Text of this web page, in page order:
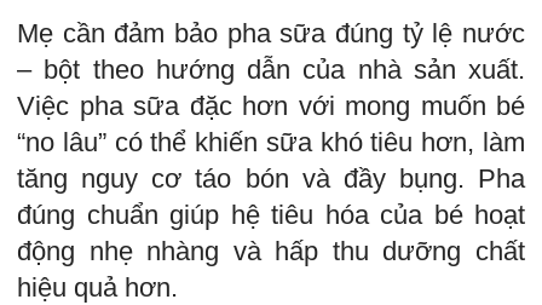
Mẹ cần đảm bảo pha sữa đúng tỷ lệ nước
– bột theo hướng dẫn của nhà sản xuất.
Việc pha sữa đặc hơn với mong muốn bé
“no lâu” có thể khiến sữa khó tiêu hơn, làm
tăng nguy cơ táo bón và đầy bụng. Pha
đúng chuẩn giúp hệ tiêu hóa của bé hoạt
động nhẹ nhàng và hấp thu dưỡng chất
hiệu quả hơn.